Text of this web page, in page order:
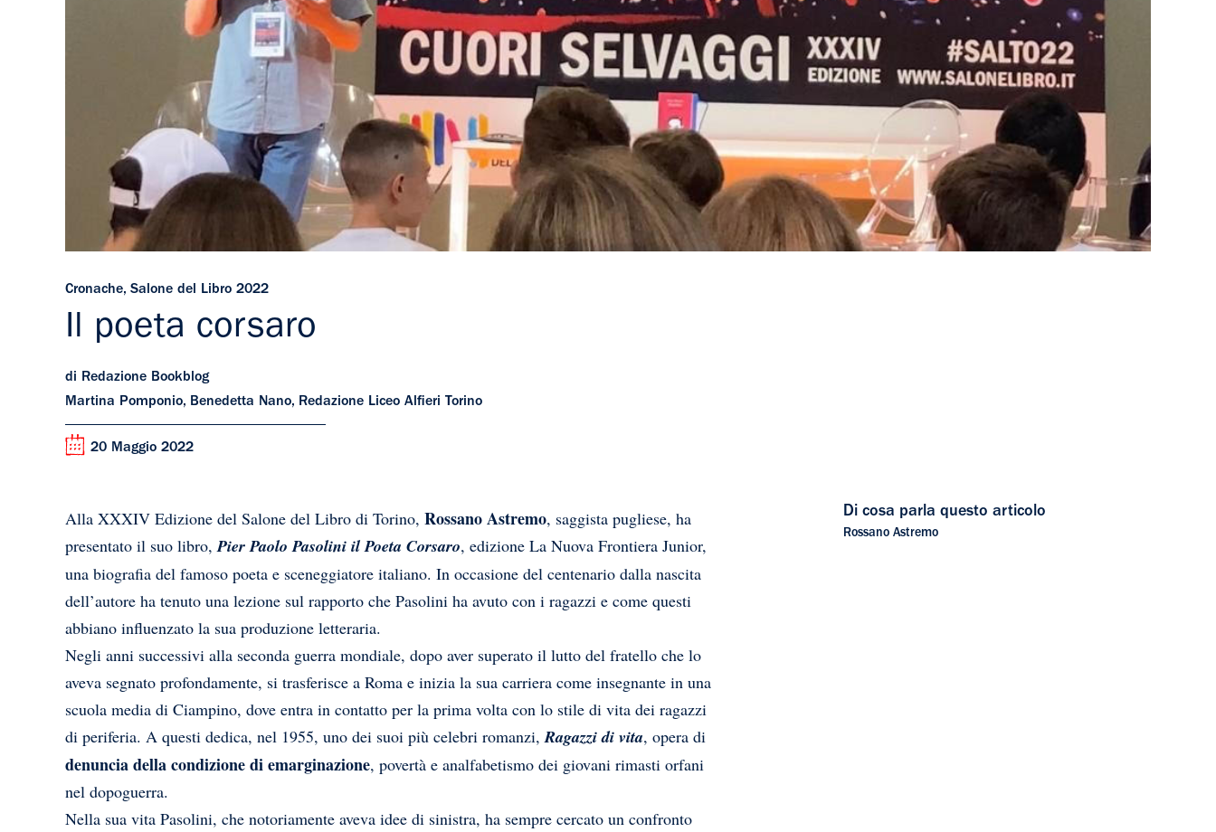
Cronache, Salone del Libro 2022
Il poeta corsaro
di Redazione Bookblog
Martina Pomponio, Benedetta Nano, Redazione Liceo Alfieri Torino
20 Maggio 2022
Alla XXXIV Edizione del Salone del Libro di Torino, Rossano Astremo, saggista pugliese, ha
presentato il suo libro, Pier Paolo Pasolini il Poeta Corsaro, edizione La Nuova Frontiera Junior,
una biografia del famoso poeta e sceneggiatore italiano. In occasione del centenario dalla nascita
dell’autore ha tenuto una lezione sul rapporto che Pasolini ha avuto con i ragazzi e come questi
abbiano influenzato la sua produzione letteraria.
Negli anni successivi alla seconda guerra mondiale, dopo aver superato il lutto del fratello che lo
aveva segnato profondamente, si trasferisce a Roma e inizia la sua carriera come insegnante in una
scuola media di Ciampino, dove entra in contatto per la prima volta con lo stile di vita dei ragazzi
di periferia. A questi dedica, nel 1955, uno dei suoi più celebri romanzi, Ragazzi di vita, opera di
denuncia della condizione di emarginazione, povertà e analfabetismo dei giovani rimasti orfani
nel dopoguerra.
Nella sua vita Pasolini, che notoriamente aveva idee di sinistra, ha sempre cercato un confronto
Di cosa parla questo articolo
Rossano Astremo